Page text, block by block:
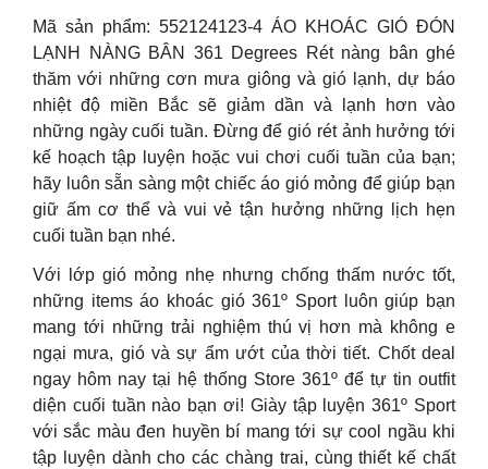
Mã sản phẩm: 552124123-4 ÁO KHOÁC GIÓ ĐÓN
LẠNH NÀNG BÂN 361 Degrees Rét nàng bân ghé
thăm với những cơn mưa giông và gió lạnh, dự báo
nhiệt độ miền Bắc sẽ giảm dần và lạnh hơn vào
những ngày cuối tuần. Đừng để gió rét ảnh hưởng tới
kế hoạch tập luyện hoặc vui chơi cuối tuần của bạn;
hãy luôn sẵn sàng một chiếc áo gió mỏng để giúp bạn
giữ ấm cơ thể và vui vẻ tận hưởng những lịch hẹn
cuối tuần bạn nhé.
Với lớp gió mỏng nhẹ nhưng chống thấm nước tốt,
những items áo khoác gió 361º Sport luôn giúp bạn
mang tới những trải nghiệm thú vị hơn mà không e
ngại mưa, gió và sự ẩm ướt của thời tiết. Chốt deal
ngay hôm nay tại hệ thống Store 361º để tự tin outfit
diện cuối tuần nào bạn ơi! Giày tập luyện 361º Sport
với sắc màu đen huyền bí mang tới sự cool ngầu khi
tập luyện dành cho các chàng trai, cùng thiết kế chất